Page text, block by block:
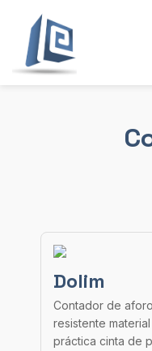
Dolim
Contador de
resistente
práctica cinta de